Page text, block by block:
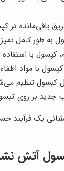
باقی‌مانده
به طور کامل
با استفاده از
با مواد
کپسول تنظیم
بر روی
یک فرآیند
آتش